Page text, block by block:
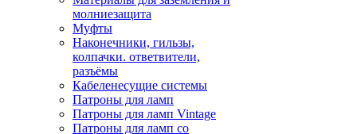
молниезащита
Муфты
Наконечники, гильзы,
колпачки. ответвители,
разъёмы
Кабеленесущие системы
Патроны для ламп
Патроны для ламп Vintage
Патроны для ламп со